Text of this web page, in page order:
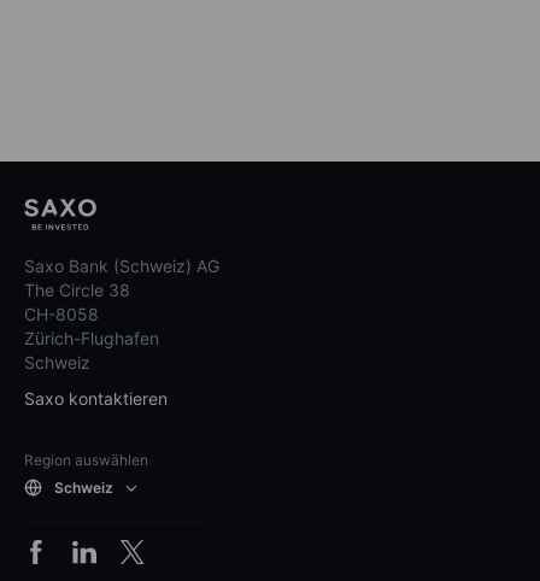
Saxo Bank (Schweiz) AG
The Circle 38
CH-8058
Zürich-Flughafen
Schweiz
Saxo kontaktieren
Region auswählen
Schweiz